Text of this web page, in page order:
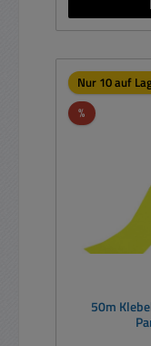
Nur 10 auf
%Rabatt
50m